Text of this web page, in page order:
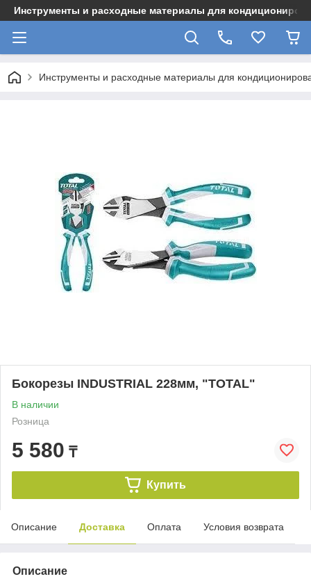
Инструменты и расходные материалы для
Инструменты и расходные материалы для
Бокорезы INDUSTRIAL 228мм, "ТОТАL"
В наличии
Розница
5 580 ₸
Купить
Описание Доставка Оплата Условия возврата
Описание